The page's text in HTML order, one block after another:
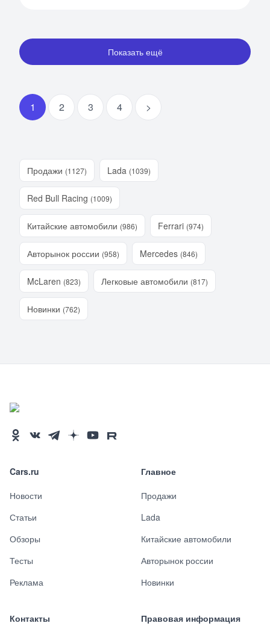
Показать ещё
1 2 3 4 >
Продажи (1127) Lada (1039)
Red Bull Racing (1009)
Китайские автомобили (986) Ferrari (974)
Авторынок россии (958) Mercedes (846)
McLaren (823) Легковые автомобили (817)
Новинки (762)
Cars.ru
Новости
Статьи
Обзоры
Тесты
Реклама
Главное
Продажи
Lada
Китайские автомобили
Авторынок россии
Новинки
Контакты Правовая информация